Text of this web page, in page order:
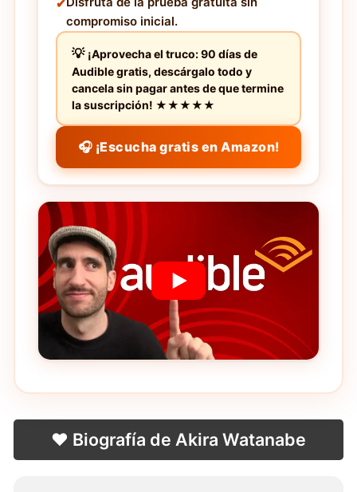
compromiso inicial.
¡Aprovecha el truco: 90 días de
Audible gratis, descárgalo todo y
cancela sin pagar antes de que termine
la suscripción! ★★★★★
🎧 ¡Escucha gratis en Amazon!
❤️ Biografía de Akira Watanabe